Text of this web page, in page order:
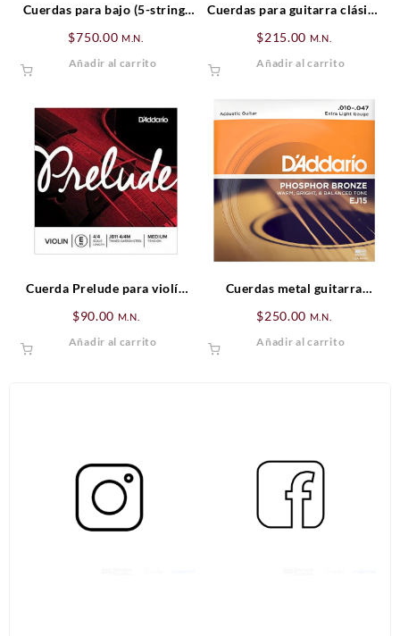
Cuerdas para bajo (5-string)
$750.00 M.N.
Añadir al carrito
Cuerdas para guitarra clásica
$215.00 M.N.
Añadir al carrito
Cuerda Prelude para violín
$90.00 M.N.
Añadir al carrito
Cuerdas metal guitarra
$250.00 M.N.
Añadir al carrito